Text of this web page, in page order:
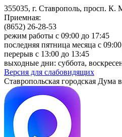
355035, г. Ставрополь, просп. К.
Приемная:
(8652) 26-28-53
режим работы с 09:00 до 17:45
последняя пятница месяца с
перерыв с 13:00 до 13:45
выходные дни: суббота,
Версия для слабовидящих
Ставропольская городская Дума